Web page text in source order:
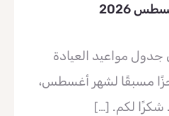
2026
جدول مواعيد العيادة
مسبقًا لشهر أغسطس،
شكرًا لكم. […]